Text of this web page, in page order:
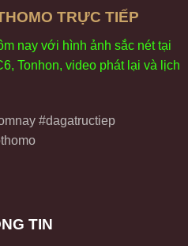
TRỰC TIẾP
nay với hình ảnh sắc néttại
Tonhon, video phátl ại và ịch
#dagatructiep
TIN